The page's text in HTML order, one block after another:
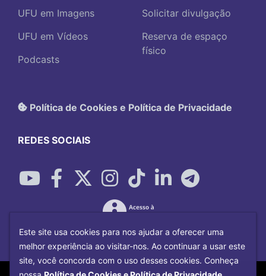
UFU em Imagens
UFU em Vídeos
Podcasts
Solicitar divulgação
Reserva de espaço
físico
Política de Cookies e Política de Privacidade
REDES SOCIAIS
Copyright©2026Universidade Federal
Este site usa cookies para nos ajudar a oferecer uma
melhor experiência ao visitar-nos. Ao continuar a usar este
site, você concorda com o uso desses cookies. Conheça